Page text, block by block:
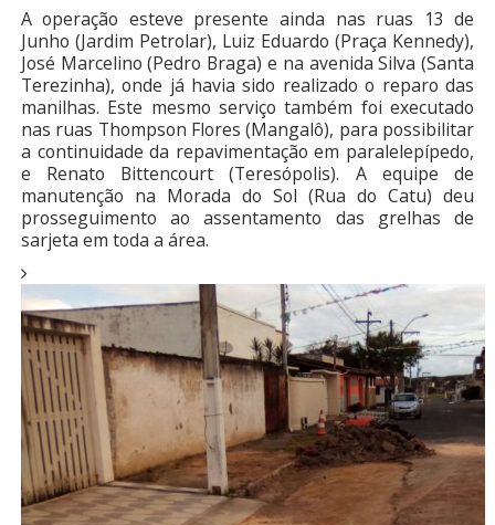
A operação esteve presente ainda nas ruas 13 de
Junho (Jardim Petrolar), Luiz Eduardo (Praça Kennedy),
José Marcelino (Pedro Braga) e na avenida Silva (Santa
Terezinha), onde já havia sido realizado o reparo das
manilhas. Este mesmo serviço também foi executado
nas ruas Thompson Flores (Mangalô), para possibilitar
a continuidade da repavimentação em paralelepípedo,
e Renato Bittencourt (Teresópolis). A equipe de
manutenção na Morada do Sol (Rua do Catu) deu
prosseguimento ao assentamento das grelhas de
sarjeta em toda a área.